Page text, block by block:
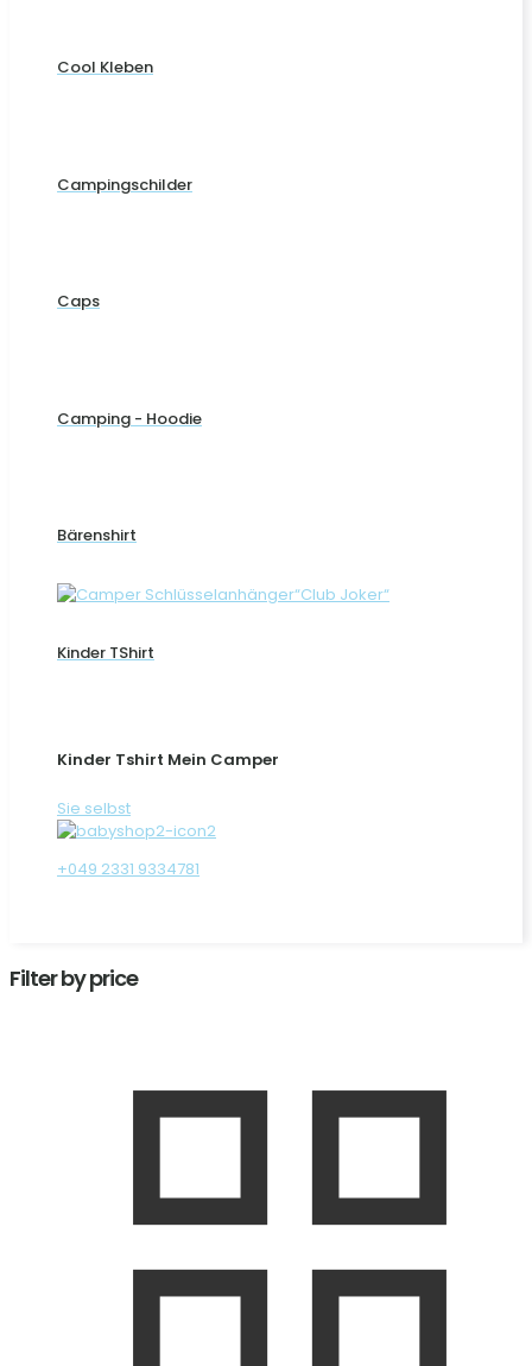
Cool Kleben
Campingschilder
Caps
Camping - Hoodie
Bärenshirt
Kinder TShirt
Kinder Tshirt Mein Camper
Sie selbst
+049 2331 9334781
Filter by price